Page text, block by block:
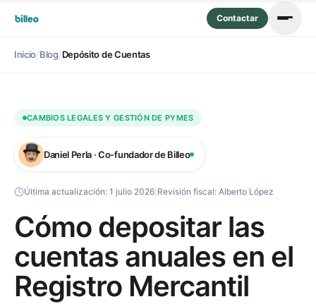
Contactar
Inicio/Blog/Depósito de Cuentas
CAMBIOS LEGALES Y GESTIÓN DE PYMES
Daniel Perla · Co-fundador de Billeo
Última actualización: 1 julio 2026 Revisión fiscal: Alberto López
Cómo depositar las
cuentas anuales en el
Registro Mercantil